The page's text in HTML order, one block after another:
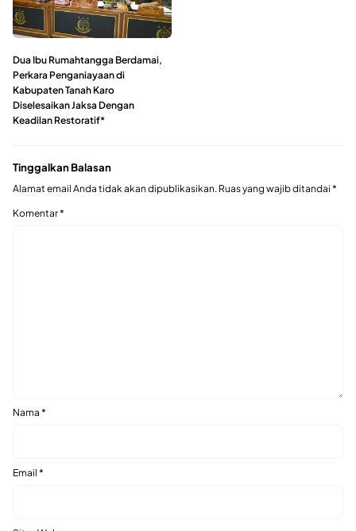
Dua Ibu Rumahtangga Berdamai,
Perkara Penganiayaan di
Kabupaten Tanah Karo
Diselesaikan Jaksa Dengan
Keadilan Restoratif*
Tinggalkan Balasan
Alamat email Anda tidak akan dipublikasikan. Ruas yang wajib ditandai *
Komentar*
Nama *
Email *